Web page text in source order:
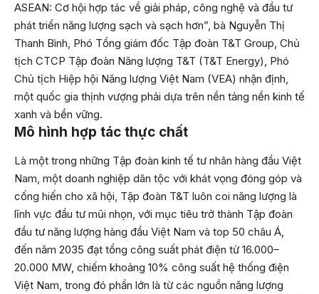
ASEAN: Cơ hội hợp tác về giải pháp, công nghệ và đầu tư
phát triển năng lượng sạch và sạch hơn”, bà Nguyễn Thị
Thanh Bình, Phó Tổng giám đốc Tập đoàn T&T Group, Chủ
tịch CTCP Tập đoàn Năng lượng T&T (T&T Energy), Phó
Chủ tịch Hiệp hội Năng lượng Việt Nam (VEA) nhận định,
một quốc gia thịnh vượng phải dựa trên nền tảng nền kinh tế
xanh và bền vững.
Mô hình hợp tác thực chất
Là một trong những Tập đoàn kinh tế tư nhân hàng đầu Việt
Nam, một doanh nghiệp dân tộc với khát vọng đóng góp và
cống hiến cho xã hội, Tập đoàn T&T luôn coi năng lượng là
lĩnh vực đầu tư mũi nhọn, với mục tiêu trở thành Tập đoàn
đầu tư năng lượng hàng đầu Việt Nam và top 50 châu Á,
đến năm 2035 đạt tổng công suất phát điện từ 16.000–
20.000 MW, chiếm khoảng 10% công suất hệ thống điện
Việt Nam, trong đó phần lớn là từ các nguồn năng lượng